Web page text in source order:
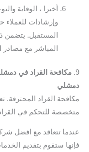
أخيرا ، الوقاية
وإرشادات
المستقبل. يتضمن
المباشر مع مصادر
9. مكافحة القراد في
دمشلي
مكافحة القراد
متخصصة للتحكم في
عندما تتعاقد مع افضل
فإنها ستقوم بتقديم